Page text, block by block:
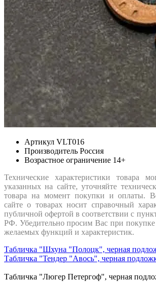
Артикул VLT016
Производитель Россия
Возрастное ограничение 14+
Технические характеристики товара
указанных на сайте, уточняйте
товара на момент покупки и оплаты.
сайте о товарах носит справочный
публичной офертой в соответствии с
РФ. Убедительно просим Вас при покупке
желаемых функций и характеристик.
Табличка "Шхуна "Полоцк", черная
Табличка "Тендер "Авось", черная
Табличка "Люгер Петергоф", черная